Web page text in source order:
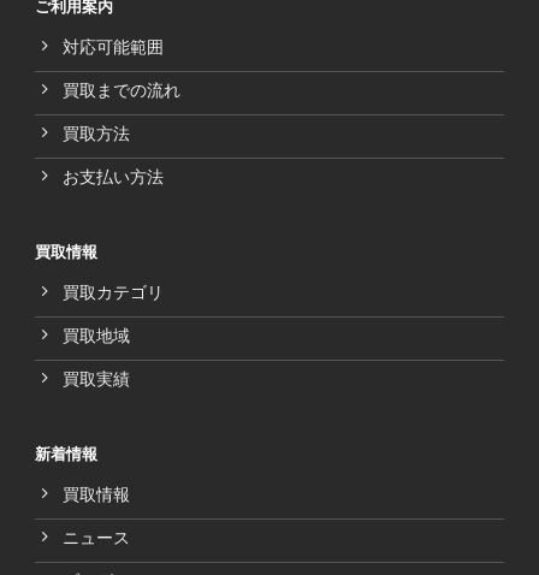
ご利用案内
対応可能範囲
買取までの流れ
買取方法
お支払い方法
買取情報
買取カテゴリ
買取地域
買取実績
新着情報
買取情報
ニュース